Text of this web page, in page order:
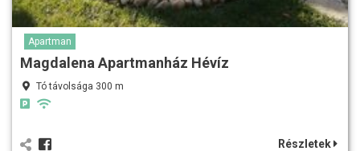
Apartman
Magdalena Apartmanház Hévíz
Tó távolsága 300 m
Részletek